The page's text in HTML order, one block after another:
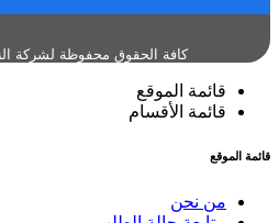
كافة الحقوق محفوظة لشركة
قائمة الموقع
قائمة الأقسام
قائمة الموقع
من نحن